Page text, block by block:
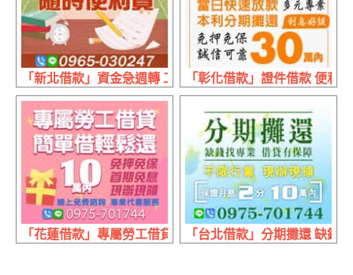
「新北借款」資金急週轉 工商融資找專業 | 隨時便利借
「彰化借款」證件借款 便利
「花蓮借款」專屬勞工借貸 線上免費諮詢 | 10萬內 首期免
「台北借款」分期攤還 缺錢